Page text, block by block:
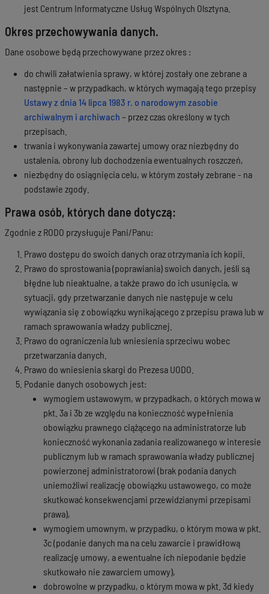
jest Centrum Informatyczne Usług Wspólnych Olsztyna.
Okres przechowywania danych.
Dane osobowe będą przechowywane przez okres :
do chwili załatwienia sprawy, w której zostały one zebrane a
następnie – w przypadkach, w których wymagają tego przepisy
Ustawy z dnia 14 lipca 1983 r. o narodowym zasobie
archiwalnym i archiwach – przez czas określony w tych
przepisach.
trwania i wykonywania zawartej umowy oraz niezbędny do
ustalenia, obrony lub dochodzenia ewentualnych roszczeń,
niezbędny do osiągnięcia celu, w którym zostały zebrane - na
podstawie zgody.
Prawa osób, których dane dotyczą:
Zgodnie z RODO przysługuje Pani/Panu:
Prawo dostępu do swoich danych oraz otrzymania ich kopii.
Prawo do sprostowania (poprawiania) swoich danych, jeśli są
błędne lub nieaktualne, a także prawo do ich usunięcia, w
sytuacji, gdy przetwarzanie danych nie następuje w celu
wywiązania się z obowiązku wynikającego z przepisu prawa lub w
ramach sprawowania władzy publicznej.
Prawo do ograniczenia lub wniesienia sprzeciwu wobec
przetwarzania danych.
Prawo do wniesienia skargi do Prezesa UODO.
Podanie danych osobowych jest:
wymogiem ustawowym, w przypadkach, o których mowa w
pkt. 3a i 3b ze względu na konieczność wypełnienia
obowiązku prawnego ciążącego na administratorze lub
konieczność wykonania zadania realizowanego w interesie
publicznym lub w ramach sprawowania władzy publicznej
powierzonej administratorowi (brak podania danych
uniemożliwi realizację obowiązku ustawowego, co może
skutkować konsekwencjami przewidzianymi przepisami
prawa),
wymogiem umownym, w przypadku, o którym mowa w pkt.
3c (podanie danych ma na celu zawarcie i prawidłową
realizację umowy, a ewentualne ich niepodanie będzie
skutkowało nie zawarciem umowy),
dobrowolne w przypadku, o którym mowa w pkt. 3d kiedy